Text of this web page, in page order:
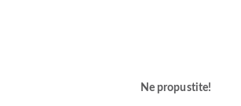
Ne propustite!